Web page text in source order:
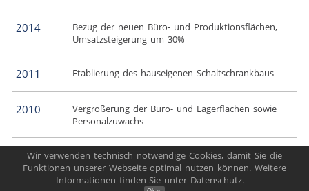
2014
Bezug der neuen Büro- und Produktionsflächen,
Umsatzsteigerung um 30%
2011 Etablierung des hauseigenen Schaltschrankbaus
2010
Vergrößerung der Büro- und Lagerflächen sowie
Personalzuwachs
2008
Gründung des Unternehmens durch Denny
Breitbart und Klaus Waldherr
Wir verwenden technisch notwendige Cookies, damit Sie die
Funktionen unserer Webseite optimal nutzen können. Weitere
Informationen finden Sie unter Datenschutz.